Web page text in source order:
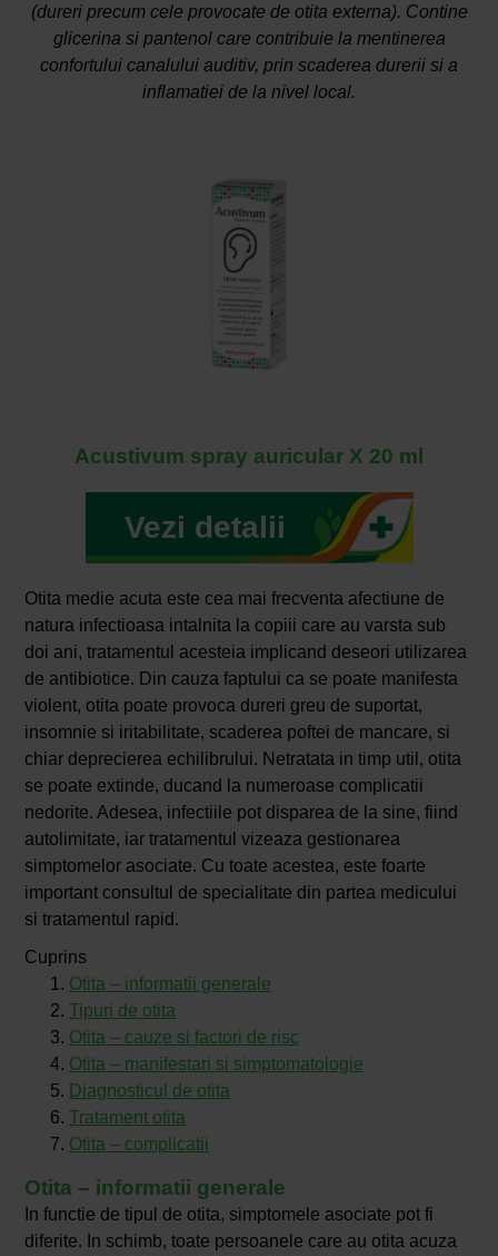
(dureri precum cele provocate de otita externa). Contine
glicerina si pantenol care contribuie la mentinerea
confortului canalului auditiv, prin scaderea durerii si a
inflamatiei de la nivel local.
Acustivum spray auricular X 20 ml
Vezi detalii
Otita medie acuta este cea mai frecventa afectiune de
natura infectioasa intalnita la copiii care au varsta sub
doi ani, tratamentul acesteia implicand deseori utilizarea
de antibiotice. Din cauza faptului ca se poate manifesta
violent, otita poate provoca dureri greu de suportat,
insomnie si iritabilitate, scaderea poftei de mancare, si
chiar deprecierea echilibrului. Netratata in timp util, otita
se poate extinde, ducand la numeroase complicatii
nedorite. Adesea, infectiile pot disparea de la sine, fiind
autolimitate, iar tratamentul vizeaza gestionarea
simptomelor asociate. Cu toate acestea, este foarte
important consultul de specialitate din partea medicului
si tratamentul rapid.
Cuprins
Otita – informatii generale
Tipuri de otita
Otita – cauze si factori de risc
Otita – manifestari si simptomatologie
Diagnosticul de otita
Tratament otita
Otita – complicatii
Otita – informatii generale
In functie de tipul de otita, simptomele asociate pot fi
diferite. In schimb, toate persoanele care au otita acuza